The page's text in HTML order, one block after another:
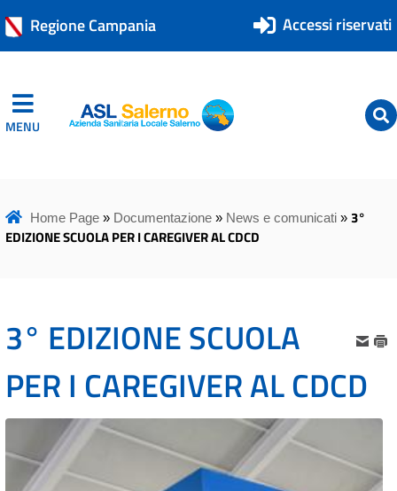
Regione Campania Accessi riservati
MENU ASL Salerno
ASL Salerno
Home Page» Documentazione» News e comunicati» 3°
EDIZIONE SCUOLA PER I CAREGIVER AL CDCD
3° EDIZIONE SCUOLA
PER I CAREGIVER AL CDCD